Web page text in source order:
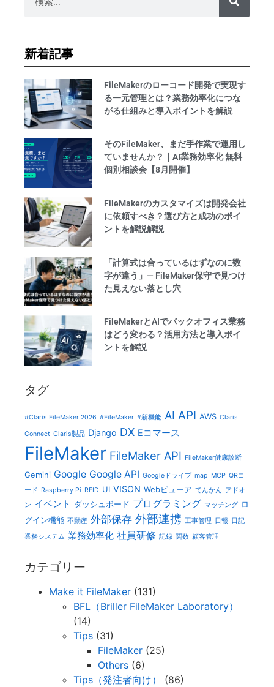
新着記事
FileMakerのローコード開発で実現す
る一元管理とは？業務効率化につな
がる仕組みと導入ポイントを解説
そのFileMaker、まだ手作業で運用し
ていませんか？｜AI業務効率化 無料
個別相談会【8月開催】
FileMakerのカスタマイズは開発会社
に依頼すべき？選び方と成功のポイ
ントを解説解説
「計算式は合っているはずなのに数
字が違う」— FileMaker保守で見つけ
た見えない落とし穴
FileMakerとAIでバックオフィス業務
はどう変わる？活用方法と導入ポイ
ントを解説
タグ
#Claris FileMaker 2026 #FileMaker #新機能 AI API AWS Claris
Connect Claris製品 Django DX Eコマース
FileMaker FileMaker API FileMaker健康診断
Gemini Google Google API Googleドライブ map MCP QRコ
ード Raspberry Pi RFID UI VISON Webビューア てんかん アドオ
ン イベント ダッシュボード プログラミング マッチング ロ
グイン機能 不動産 外部保存 外部連携 工事管理 日報 日記
業務システム 業務効率化 社員研修 記録 関数 顧客管理
カテゴリー
Make it FileMaker (131)
BFL（Briller FileMaker Laboratory）
(14)
Tips (31)
FileMaker (25)
Others (6)
Tips（発注者向け）
(86)